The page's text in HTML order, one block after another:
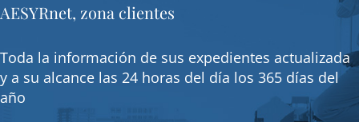
AESYRnet, zona clientes
Toda la información de sus expedientes actualizada
y a su alcance las 24 horas del día los 365 días del
año